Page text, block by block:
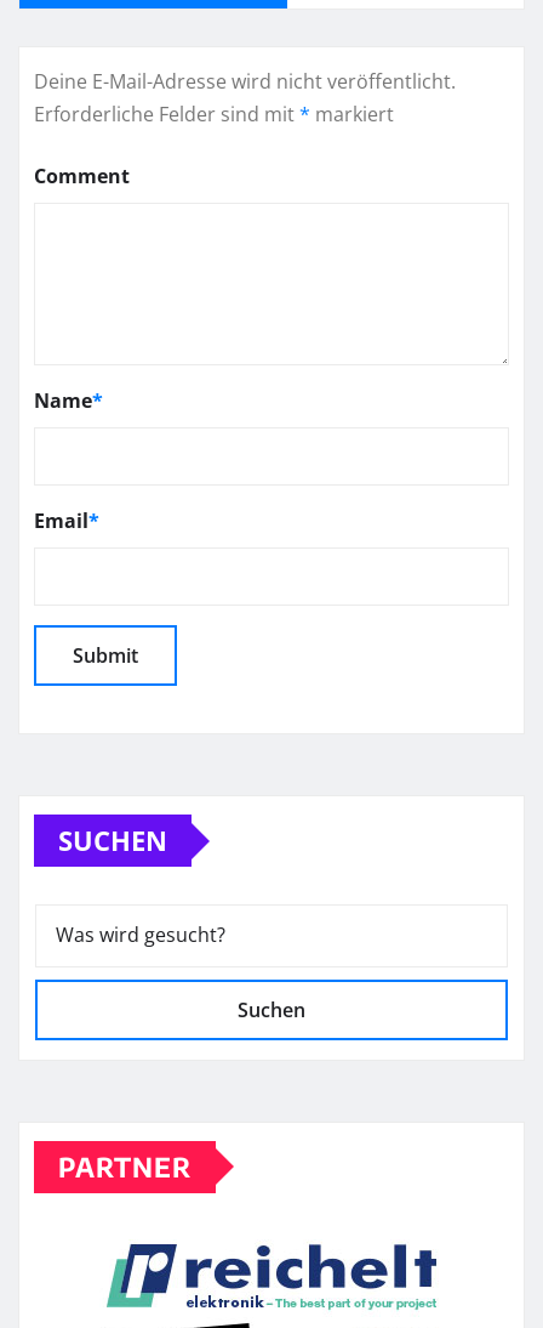
Deine E-Mail-Adresse wird nicht veröffentlicht.
Erforderliche Felder sind mit* markiert
Comment
Name*
Email*
SUCHEN
Suchen
PARTNER